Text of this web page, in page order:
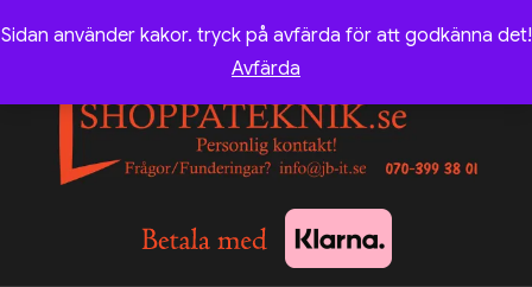
Sidan använder kakor. tryck på avfärda för att godkänna det!
Avfärda